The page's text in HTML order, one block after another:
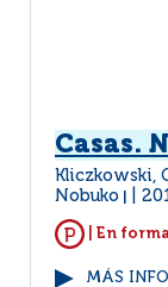
Casas.
Kliczkowski,
Nobuko
| En
MÁS